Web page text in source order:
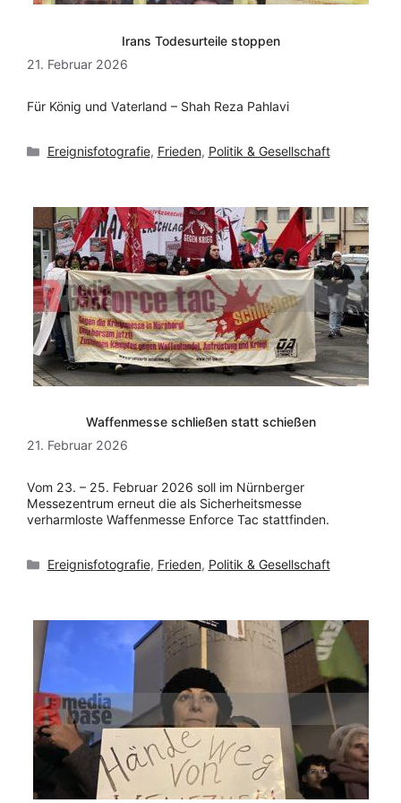
Irans Todesurteile stoppen
21. Februar 2026
Für König und Vaterland – Shah Reza Pahlavi
Kategorien
Ereignisfotografie, Frieden, Politik & Gesellschaft
Waffenmesse schließen statt schießen
21. Februar 2026
Vom 23. – 25. Februar 2026 soll im Nürnberger
Messezentrum erneut die als Sicherheitsmesse
verharmloste Waffenmesse Enforce Tac stattfinden.
Kategorien
Ereignisfotografie, Frieden, Politik & Gesellschaft